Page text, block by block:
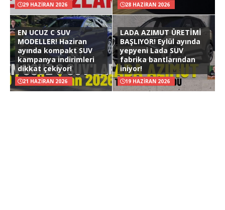
29 HAZIRAN 2026 28 HAZIRAN 2026
EN UCUZ C SUV
MODELLER! Haziran
ayında kompakt SUV
kampanya indirimleri
dikkat çekiyor!
21 HAZIRAN 2026
LADA AZIMUT ÜRETİMİ
BAŞLIYOR! Eylül ayında
yepyeni Lada SUV
fabrika bantlarından
iniyor!
19 HAZIRAN 2026